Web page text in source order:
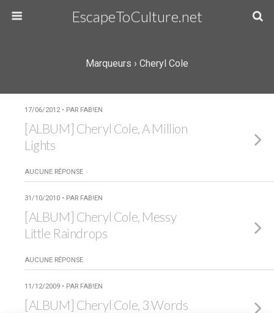
EscapeToCulture.net
Marqueurs › Cheryl Cole
17/06/2012 • PAR FAB!EN
[ALBUM] Cheryl Cole, A Million
Lights
AUCUNE RÉPONSE
31/10/2010 • PAR FAB!EN
[ALBUM] Cheryl Cole, Messy
Little Raindrops
AUCUNE RÉPONSE
11/12/2009 • PAR FAB!EN
[ALBUM] Cheryl Cole, 3 Words